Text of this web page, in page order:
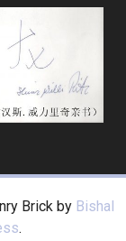
Brick by Bishal
.